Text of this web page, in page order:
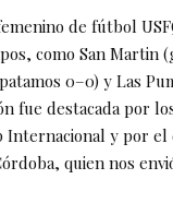
de fútbol
como San Martin
0–0) y Las
fue destacada por
Internacional y por el
quien nos